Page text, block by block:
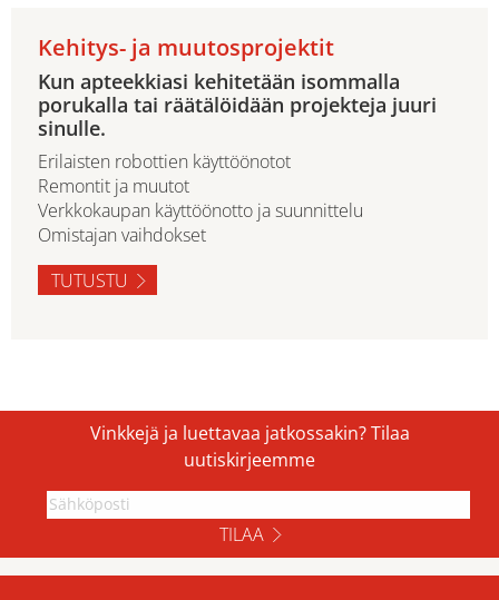
Kehitys- ja muutosprojektit
Kun apteekkiasi kehitetään isommalla
porukalla tai räätälöidään projekteja juuri
sinulle.
Erilaisten robottien käyttöönotot
Remontit ja muutot
Verkkokaupan käyttöönotto ja suunnittelu
Omistajan vaihdokset
TUTUSTU
Vinkkejä ja luettavaa jatkossakin? Tilaa
uutiskirjeemme
TILAA